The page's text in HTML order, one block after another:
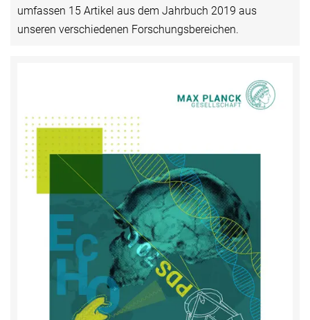
umfassen 15 Artikel aus dem Jahrbuch 2019 aus
unseren verschiedenen Forschungsbereichen.